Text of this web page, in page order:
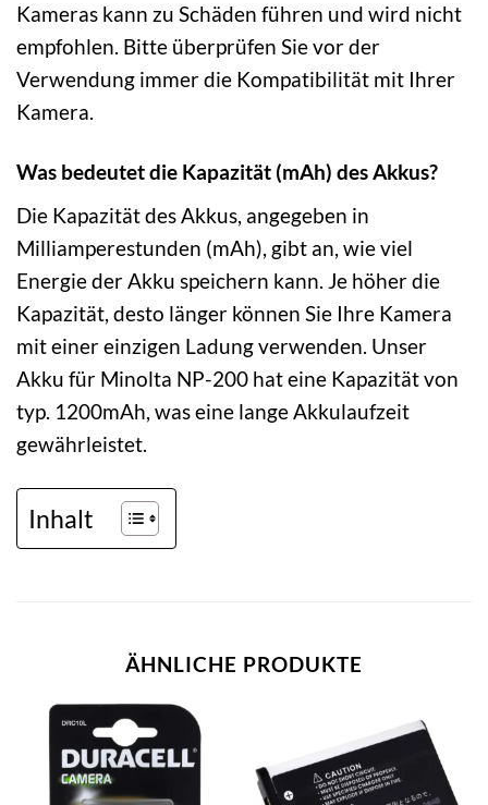
Kameras kann zu Schäden führen und wird nicht
empfohlen. Bitte überprüfen Sie vor der
Verwendung immer die Kompatibilität mit Ihrer
Kamera.
Was bedeutet die Kapazität (mAh) des Akkus?
Die Kapazität des Akkus, angegeben in
Milliamperestunden (mAh), gibt an, wie viel
Energie der Akku speichern kann. Je höher die
Kapazität, desto länger können Sie Ihre Kamera
mit einer einzigen Ladung verwenden. Unser
Akku für Minolta NP-200 hat eine Kapazität von
typ. 1200mAh, was eine lange Akkulaufzeit
gewährleistet.
Inhalt
ÄHNLICHE PRODUKTE